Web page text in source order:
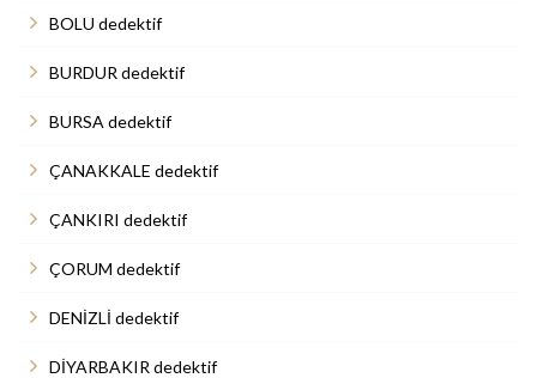
BOLU dedektif
BURDUR dedektif
BURSA dedektif
ÇANAKKALE dedektif
ÇANKIRI dedektif
ÇORUM dedektif
DENİZLİ dedektif
DİYARBAKIR dedektif